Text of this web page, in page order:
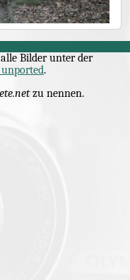
Bilder unter der
unported.
zu nennen.